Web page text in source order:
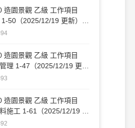
造園景觀 乙級 工作項目
50（2025/12/19 更新）
造園景觀 乙級 工作項目
理 1-47（2025/12/19 更
造園景觀 乙級 工作項目
施工 1-61（2025/12/19 更